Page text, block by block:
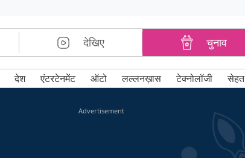
देखिए चुनाव
देश एंटरटेनमेंट ऑटो लल्लनख़ास टेक्नोलॉजी सेहत
Advertisement